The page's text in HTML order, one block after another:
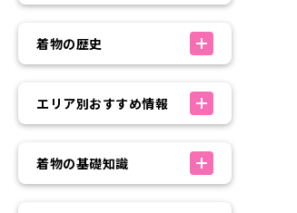
着物の歴史
エリア別おすすめ情報
着物の基礎知識